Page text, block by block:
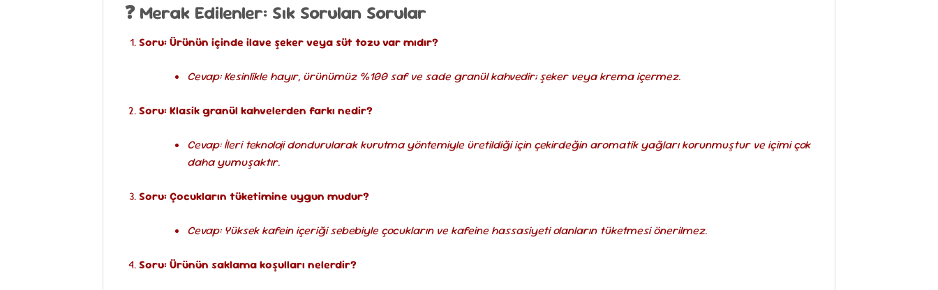
❓ Merak Edilenler: Sık Sorulan Sorular
Soru: Ürünün içinde ilave şeker veya süt tozu var mıdır?
Cevap: Kesinlikle hayır, ürünümüz %100 saf ve sade granül kahvedir; şeker veya krema içermez.
Soru: Klasik granül kahvelerden farkı nedir?
Cevap: İleri teknoloji dondurularak kurutma yöntemiyle üretildiği için çekirdeğin aromatik yağları korunmuştur ve içimi çok
daha yumuşaktır.
Soru: Çocukların tüketimine uygun mudur?
Cevap: Yüksek kafein içeriği sebebiyle çocukların ve kafeine hassasiyeti olanların tüketmesi önerilmez.
Soru: Ürünün saklama koşulları nelerdir?